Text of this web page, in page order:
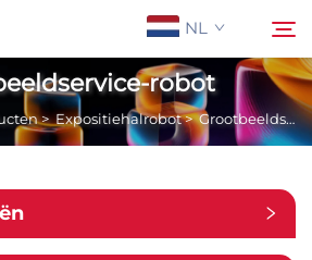
NL
robot
>Expositiehalrobot>Grootbeeldservice-robot